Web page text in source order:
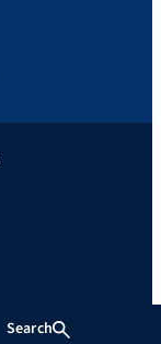
Search